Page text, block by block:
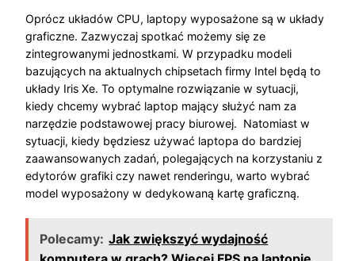
Oprócz układów CPU, laptopy wyposażone są w układy
graficzne. Zazwyczaj spotkać możemy się ze
zintegrowanymi jednostkami. W przypadku modeli
bazujących na aktualnych chipsetach firmy Intel będą to
układy Iris Xe. To optymalne rozwiązanie w sytuacji,
kiedy chcemy wybrać laptop mający służyć nam za
narzędzie podstawowej pracy biurowej. Natomiast w
sytuacji, kiedy będziesz używać laptopa do bardziej
zaawansowanych zadań, polegających na korzystaniu z
edytorów grafiki czy nawet renderingu, warto wybrać
model wyposażony w dedykowaną kartę graficzną.
Polecamy: Jak zwiększyć wydajność